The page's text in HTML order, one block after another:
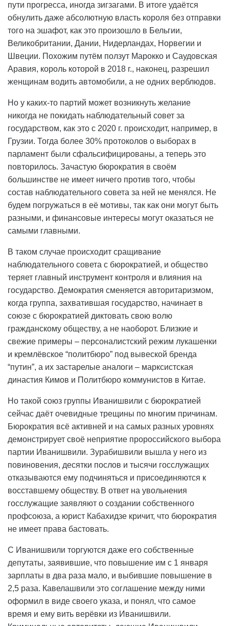
пути прогресса, иногда зигзагами. В итоге удаётся
обнулить даже абсолютную власть короля без отправки
того на эшафот, как это произошло в Бельгии,
Великобритании, Дании, Нидерландах, Норвегии и
Швеции. Похожим путём ползут Марокко и Саудовская
Аравия, король которой в 2018 г., наконец, разрешил
женщинам водить автомобили, а не одних верблюдов.
Но у каких-то партий может возникнуть желание
никогда не покидать наблюдательный совет за
государством, как это с 2020 г. происходит, например, в
Грузии. Тогда более 30% протоколов о выборах в
парламент были сфальсифицированы, а теперь это
повторилось. Зачастую бюрократия в своём
большинстве не имеет ничего против того, чтобы
состав наблюдательного совета за ней не менялся. Не
будем погружаться в её мотивы, так как они могут быть
разными, и финансовые интересы могут оказаться не
самыми главными.
В таком случае происходит сращивание
наблюдательного совета с бюрократией, и общество
теряет главный инструмент контроля и влияния на
государство. Демократия сменяется авторитаризмом,
когда группа, захватившая государство, начинает в
союзе с бюрократией диктовать свою волю
гражданскому обществу, а не наоборот. Близкие и
свежие примеры – персоналистский режим лукашенки
и кремлёвское “политбюро” под вывеской бренда
“путин”, а их застарелые аналоги – марксистская
династия Кимов и Политбюро коммунистов в Китае.
Но такой союз группы Иванишвили с бюрократией
сейчас даёт очевидные трещины по многим причинам.
Бюрократия всё активней и на самых разных уровнях
демонстрирует своё неприятие пророссийского выбора
партии Иванишвили. Зурабишвили вышла у него из
повиновения, десятки послов и тысячи госслужащих
отказываются ему подчиняться и присоединяются к
восставшему обществу. В ответ на увольнения
госслужащие заявляют о создании собственного
профсоюза, а юрист Кабахидзе кричит, что бюрократия
не имеет права бастовать.
С Иванишвили торгуются даже его собственные
депутаты, заявившие, что повышение им с 1 января
зарплаты в два раза мало, и выбившие повышение в
2,5 раза. Кавелашвили это соглашение между ними
оформил в виде своего указа, и понял, что самое
время и ему вить верёвки из Иванишвили.